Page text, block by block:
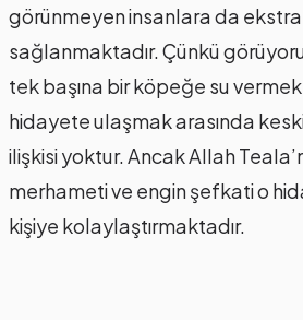
görünmeyen insanlara da
sağlanmaktadır. Çünkü
tek başına bir köpeğe su vermek
hidayete ulaşmak arasında
ilişkisi yoktur. Ancak Allah
merhameti ve engin şefkati o
kişiye kolaylaştırmaktadır.